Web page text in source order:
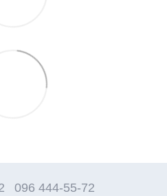
096 444-55-72